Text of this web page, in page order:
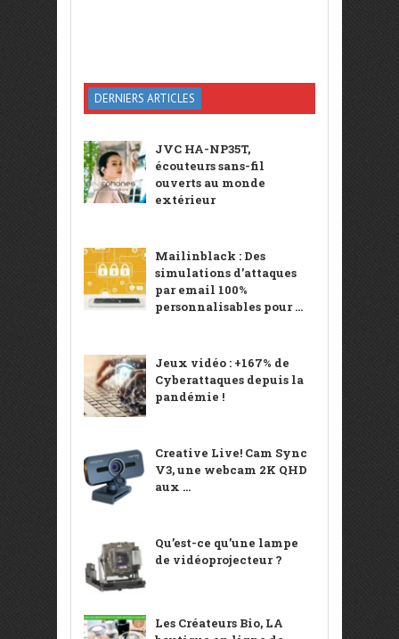
DERNIERS ARTICLES
JVC HA-NP35T,
écouteurs sans-fil
ouverts au monde
extérieur
Mailinblack : Des
simulations d’attaques
par email 100%
personnalisables pour ...
Jeux vidéo : +167% de
Cyberattaques depuis la
pandémie !
Creative Live! Cam Sync
V3, une webcam 2K QHD
aux ...
Qu’est-ce qu’une lampe
de vidéoprojecteur ?
Les Créateurs Bio, LA